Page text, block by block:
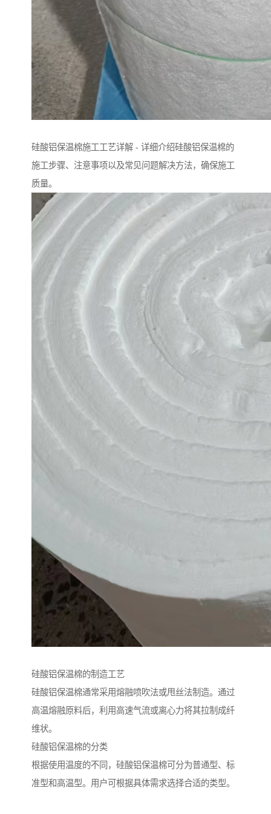
硅酸铝保温棉施工工艺详解 - 详细介绍硅酸铝保温棉的
施工步骤、注意事项以及常见问题解决方法，确保施工
质量。
硅酸铝保温棉的制造工艺
硅酸铝保温棉通常采用熔融喷吹法或甩丝法制造。通过
高温熔融原料后，利用高速气流或离心力将其拉制成纤
维状。
硅酸铝保温棉的分类
根据使用温度的不同，硅酸铝保温棉可分为普通型、标
准型和高温型。用户可根据具体需求选择合适的类型。